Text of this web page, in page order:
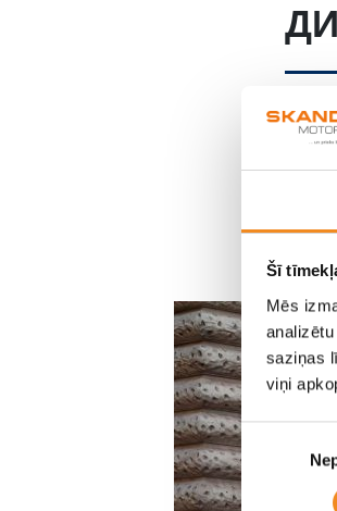
Šī
Mēs
saziņas
viņi
Piekrišanas
izvēle